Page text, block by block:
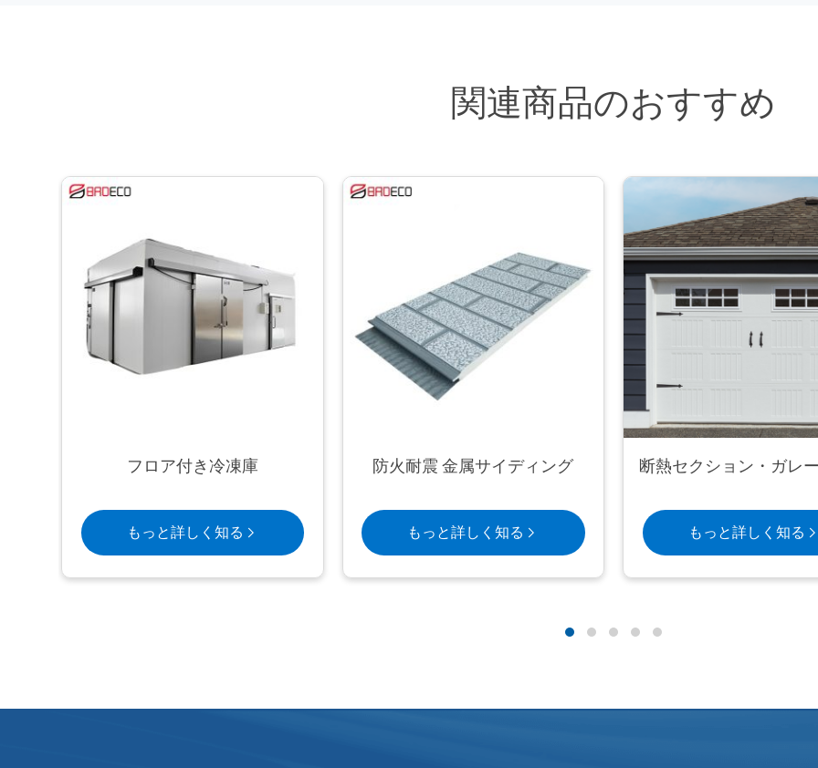
関連商品のおすすめ
フロア付き冷凍庫
もっと詳しく知る
防火耐震 金属サイディング
もっと詳しく知る
断熱セクション・ガレ
もっと詳しく知る